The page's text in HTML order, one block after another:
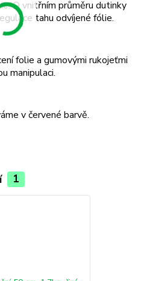
Ovnitřním průměru dutinky
tahu odvíjené fólie.
folie a gumovými rukojeťmi
manipulaci.
v červené barvě.
1